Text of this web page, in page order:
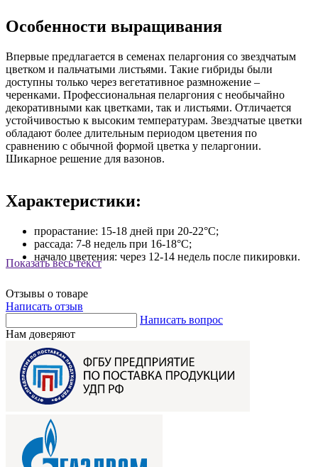
Показать весь текст
Особенности выращивания
Впервые предлагается в семенах пеларгония со звездчатым
цветком и пальчатыми листьями. Такие гибриды были
доступны только через вегетативное размножение –
черенками. Профессиональная пеларгония с необычайно
декоративными как цветками, так и листьями. Отличается
устойчивостью к высоким температурам. Звездчатые цветки
обладают более длительным периодом цветения по
сравнению с обычной формой цветка у пеларгонии.
Шикарное решение для вазонов.
Характеристики:
прорастание: 15-18 дней при 20-22°С;
рассада: 7-8 недель при 16-18°С;
начало цветения: через 12-14 недель после пикировки.
Отзывы о товаре
Написать отзыв
Написать вопрос
Нам доверяют